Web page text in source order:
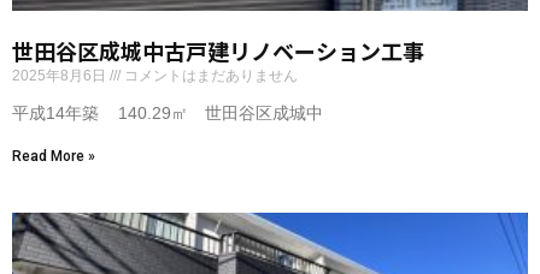
世田谷区成城中古戸建リノベーション工事
2025年8月6日 コメントはまだありません
平成14年築 140.29㎡ 世田谷区成城中
Read More »